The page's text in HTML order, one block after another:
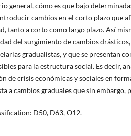
general, cómo es que bajo
cambios en el corto plazo que
tanto a corto como largo plazo. Así
del surgimiento de cambios
gradualistas, y que se presentan
para la estructura social. Es decir,
de crisis económicas y sociales en
a cambios graduales que sin embargo,
D50, D63, O12.